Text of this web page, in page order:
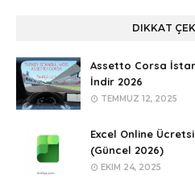
DIKKAT
Assetto Corsa
İndir 2026
TEMMUZ 12, 2025
Excel Online
(Güncel 2026)
EKIM 24, 2025